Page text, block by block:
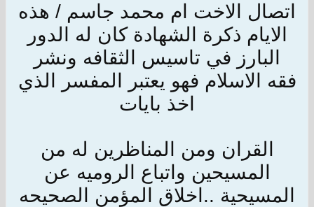
اتصال الاخت ام محمد جاسم / هذه
الايام ذكرة الشهادة كان له الدور
البارز في تاسيس الثقافه ونشر
فقه الاسلام فهو يعتبر المفسر الذي
اخذ بايات
القران ومن المناظرين له من
المسيحين واتباع الروميه عن
المسيحية ..اخلاق المؤمن الصحيحه